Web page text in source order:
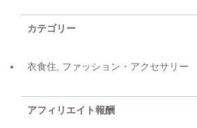
カテゴリー
衣食住, ファッション・アクセサリー
アフィリエイト報酬